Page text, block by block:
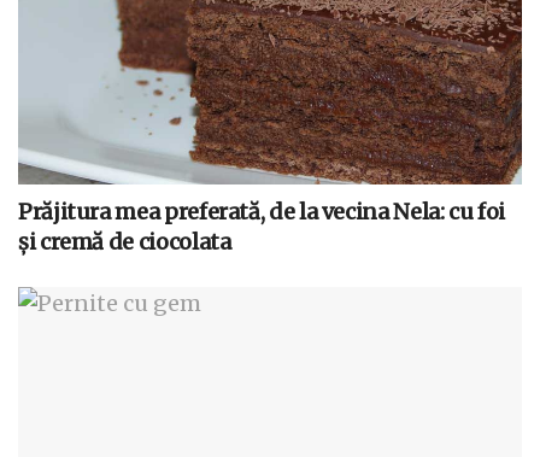
Prăjitura mea preferată, de la vecina Nela: cu foi
și cremă de ciocolata